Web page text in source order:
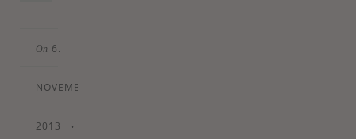
On 6.
NOVEMBER
2013 •